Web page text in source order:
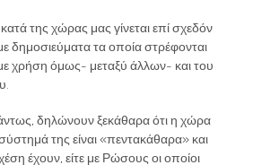
της χώρας μας γίνεται επί σχεδόν
δημοσιεύματα τα οποία στρέφονται
χρήση όμως- μεταξύ άλλων- και του
δηλώνουν ξεκάθαρα ότι η χώρα
της είναι «πεντακάθαρα» και
έχουν, είτε με Ρώσους οι οποίοι